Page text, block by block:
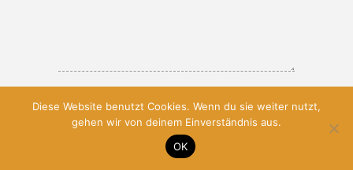
Diese Website benutzt Cookies. Wenn du sie weiter nutzt,
gehen wir von deinem Einverständnis aus.
OK